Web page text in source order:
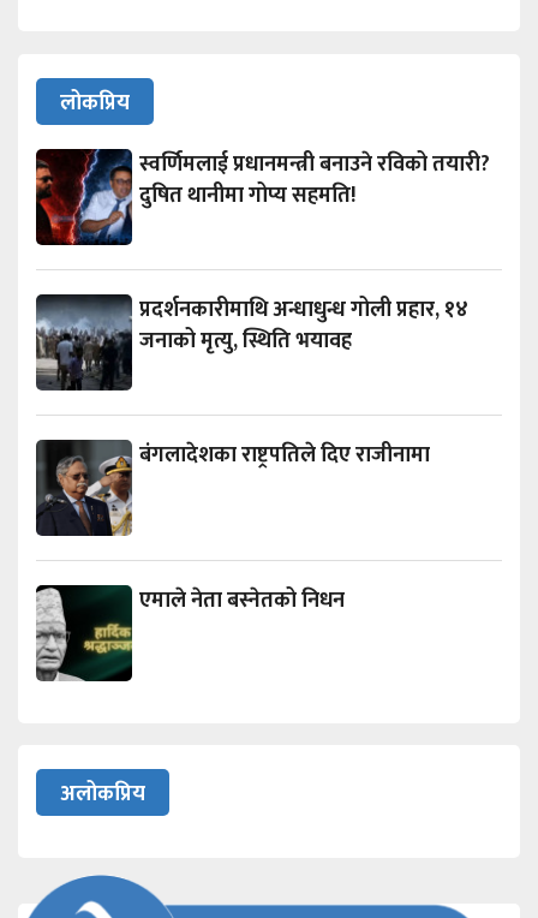
लोकप्रिय
स्वर्णिमलाई प्रधानमन्त्री बनाउने रविको तयारी?
दुषित थानीमा गोप्य सहमति!
प्रदर्शनकारीमाथि अन्धाधुन्ध गोली प्रहार, १४
जनाको मृत्यु, स्थिति भयावह
बंगलादेशका राष्ट्रपतिले दिए राजीनामा
एमाले नेता बस्नेतको निधन
अलोकप्रिय